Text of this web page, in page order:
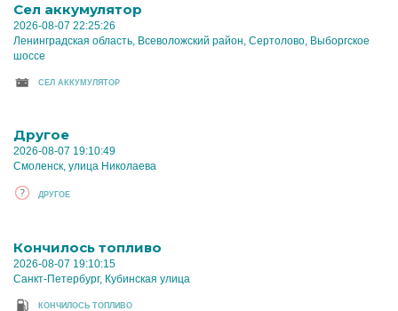
Cел аккумулятор
2026-08-07 22:25:26
Ленинградская область, Всеволожский район, Сертолово, Выборгское
шоссе
CЕЛ АККУМУЛЯТОР
Другое
2026-08-07 19:10:49
Смоленск, улица Николаева
ДРУГОЕ
Кончилось топливо
2026-08-07 19:10:15
Санкт-Петербург, Кубинская улица
КОНЧИЛОСЬ ТОПЛИВО